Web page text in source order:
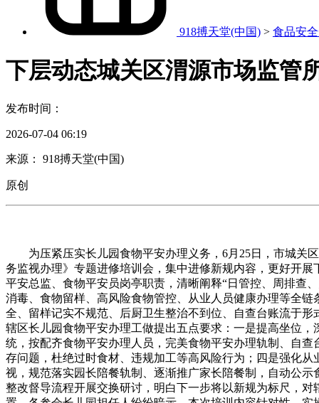
918搏天堂(中国) > 食品安
下层动态城关区渭源市场监管
发布时间：
2026-07-04 06:19
来源： 918搏天堂(中国)
原创
为压紧压实长儿园食物平安办理义务，6月25日，市城关区
务监视办理》专题进修培训会，集中进修新规内容，更好开
平安总监、食物平安员岗亭职责，清晰阐释“日管控、周排查
消毒、食物留样、高风险食物管控、从业人员健康办理等全
全、留样记实不规范、后厨卫生整治不到位、自查台账流于
辖区长儿园食物平安办理工做提出五点要求：一是提高坐位
统，按配齐食物平安办理人员，完美食物平安办理轨制、自
存问题，杜绝过时食材、违规加工等高风险行为；四是强化
视，规范落实园长陪餐轨制、逐渐推广家长陪餐制，自动公
整改督导流程开展交换研讨，明白下一步将以新规为标尺，